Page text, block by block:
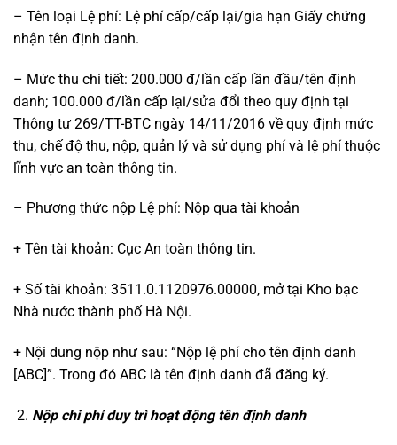
– Tên loại Lệ phí: Lệ phí cấp/cấp lại/gia hạn Giấy chứng
nhận tên định danh.
– Mức thu chi tiết: 200.000 đ/lần cấp lần đầu/tên định
danh; 100.000 đ/lần cấp lại/sửa đổi theo quy định tại
Thông tư 269/TT-BTC ngày 14/11/2016 về quy định mức
thu, chế độ thu, nộp, quản lý và sử dụng phí và lệ phí thuộc
lĩnh vực an toàn thông tin.
– Phương thức nộp Lệ phí: Nộp qua tài khoản
+ Tên tài khoản: Cục An toàn thông tin.
+ Số tài khoản: 3511.0.1120976.00000, mở tại Kho bạc
Nhà nước thành phố Hà Nội.
+ Nội dung nộp như sau: “Nộp lệ phí cho tên định danh
[ABC]”. Trong đó ABC là tên định danh đã đăng ký.
Nộp chi phí duy trì hoạt động tên định danh